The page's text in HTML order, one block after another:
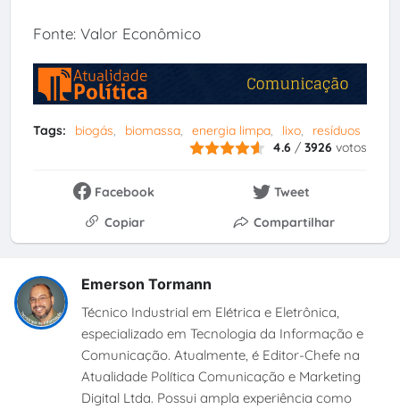
Fonte: Valor Econômico
Tags: biogás biomassa energia limpa lixo
resíduos
4.6 /3926 votos
Facebook
Tweet
Copiar
Compartilhar
Emerson Tormann
Técnico Industrial em Elétrica e Eletrônica,
especializado em Tecnologia da Informação e
Comunicação. Atualmente, é Editor-Chefe na
Atualidade Política Comunicação e Marketing
Digital Ltda. Possui ampla experiência como